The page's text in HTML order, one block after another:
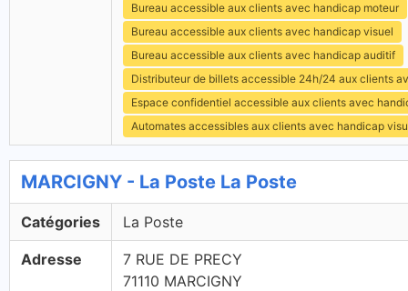
Bureau accessible aux clients avec handicap moteur
Bureau accessible aux clients avec handicap visuel
Bureau accessible aux clients avec handicap auditif
Distributeur de billets accessible 24h/24 aux clients
Espace confidentiel accessible aux clients avec
Automates accessibles aux clients avec handicap
MARCIGNY - La Poste La Poste
Catégories La Poste
Adresse
7 RUE DE PRECY
71110 MARCIGNY